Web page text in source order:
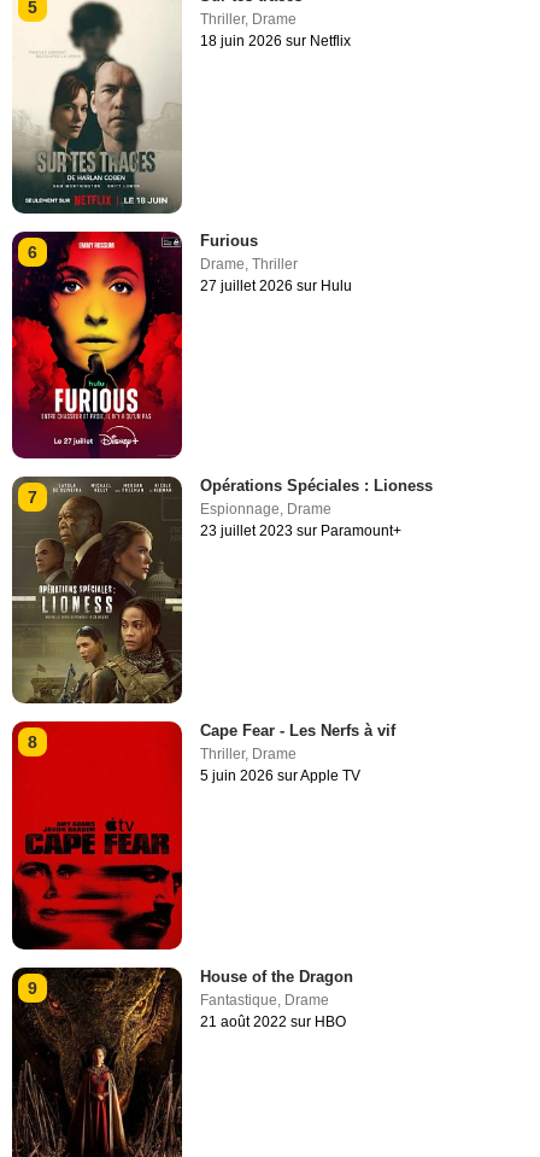
5
Thriller, Drame
18 juin 2026 sur Netflix
6
Furious
Drame,Thriller
27 juillet 2026 sur Hulu
7
Opérations Spéciales : Lioness
Espionnage, Drame
23 juillet 2023 sur Paramount+
8
Cape Fear - Les Nerfs à vif
Thriller, Drame
5 juin 2026 sur Apple TV
9
House of the Dragon
Fantastique Drame
21 août 2022 sur HBO